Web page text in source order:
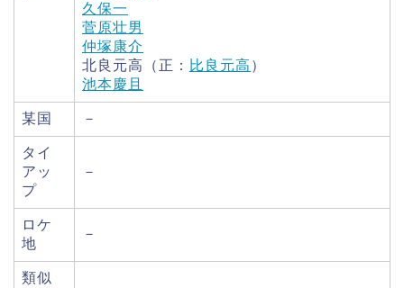
久保一
菅原壮男
仲塚康介
北良元高（正： 比良元高 ）
池本慶且
某国 －
タイ
アッ
プ
－
ロケ
地
－
類似